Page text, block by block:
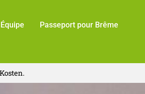
Équipe Passeport pour Brême